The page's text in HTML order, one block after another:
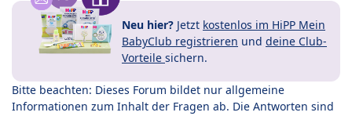
Neu hier? Jetzt kostenlos im HiPP Mein
BabyClub registrieren und deine Club-
Vorteile sichern.
Bitte beachten: Dieses Forum bildet nur allgemeine
Informationen zum Inhalt der Fragen ab. Die Antworten sind